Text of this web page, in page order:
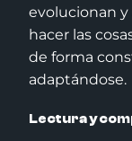
evolucionan y
hacer las
de forma
adaptándose.
Lectura y